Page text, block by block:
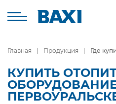
Главная Продукция Где
КУПИТЬ
ОБОРУДОВАНИЕ